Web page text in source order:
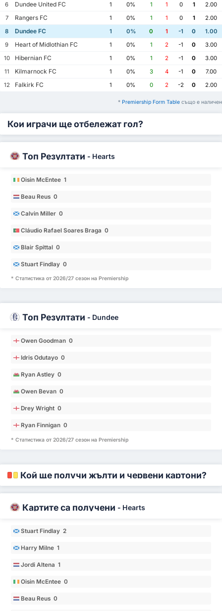
6
Dundee United FC 1 0% 1 1 0 1
2.00
7
Rangers FC 1 0% 1 1 0 1
2.00
8
Dundee FC 1 0% 0 1 -1 0
1.00
9
Heart of Midlothian FC 1 0% 1 2 -1 0
3.00
10
Hibernian FC 1 0% 1 2 -1 0
3.00
11
Kilmarnock FC 1 0% 3 4 -1 0
7.00
12
Falkirk FC 1 0% 0 2 -2 0 2.00
* Premiership Form Table също е наличен
Кои играчи ще отбележат гол?
Топ Резултати - Hearts
Oisin McEntee 1
Beau Reus 0
Calvin Miller 0
Cláudio Rafael Soares Braga 0
Blair Spittal 0
Stuart Findlay 0
* Статистика от 2026/27 сезон на Premiership
Топ Резултати - Dundee
Owen Goodman 0
Idris Odutayo 0
Ryan Astley 0
Owen Bevan 0
Drey Wright 0
Ryan Finnigan 0
* Статистика от 2026/27 сезон на Premiership
Кой ще получи жълти и червени картони?
Картите са получени - Hearts
Stuart Findlay 2
Harry Milne 1
Jordi Altena 1
Oisin McEntee 0
Beau Reus 0